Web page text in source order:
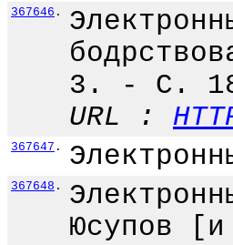
367646 .
3. - С.
URL :
367647 .
367648 .
Юсупов